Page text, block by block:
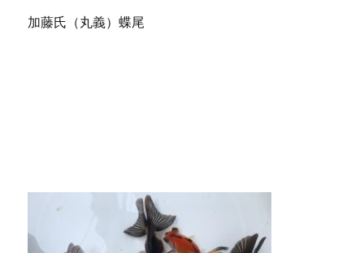
加藤氏（丸義）蝶尾